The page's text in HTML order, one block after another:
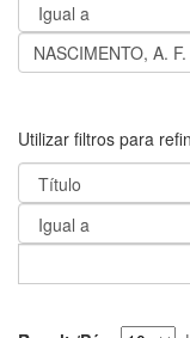
Utilizar filtros para